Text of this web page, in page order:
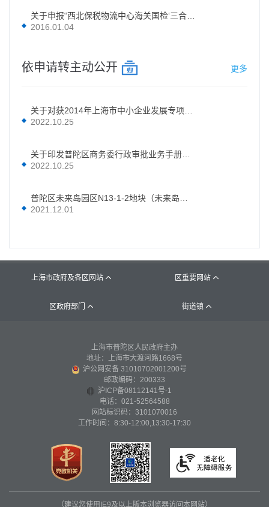
2016.01.04
依申请转主动公开 更多
2022.10.25
2022.10.25
2021.12.01
上海市政府及各区网站  区重要网站 
区政府部门  街道镇 
上海市普陀区人民政府主办
地址：上海市大渡河路1668号
沪公网安备 31010702001200号
邮政编码：200333
沪ICP备08112141号-1
电话：021-52564588
网站标识码：3101070016
工作时间：8:30-12:00,13:30-17:30
（建议您使用IE9及以上版本浏览器访问本网站）